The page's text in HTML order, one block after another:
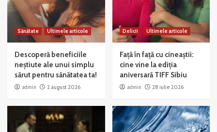
Sănătate Ultimele articole
Descoperă beneficiile
neștiute ale unui simplu
sărut pentru sănătatea ta!
admin 2 august 2026
Delicii Ultimele articole
Față în față cu cineaștii:
cine vine la ediția
aniversară TIFF Sibiu
admin 28 iulie 2026